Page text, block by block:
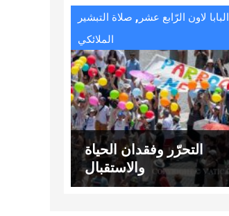
البابا لاون الرّابع عشر , صلاة التبشير
الملائكي
التحرّر وفقدان الحياة
والاستقبال